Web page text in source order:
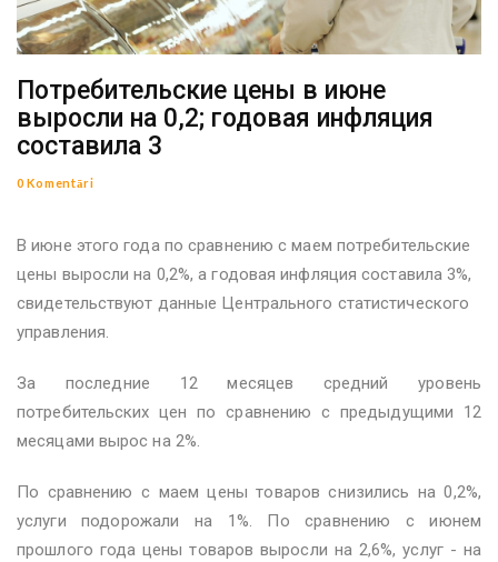
Потребительские цены в июне
выросли на 0,2; годовая инфляция
составила 3
0 Komentāri
В июне этого года по сравнению с маем потребительские
цены выросли на 0,2%, а годовая инфляция составила 3%,
свидетельствуют данные Центрального статистического
управления.
За последние 12 месяцев средний уровень
потребительских цен по сравнению с предыдущими 12
месяцами вырос на 2%.
По сравнению с маем цены товаров снизились на 0,2%,
услуги подорожали на 1%. По сравнению с июнем
прошлого года цены товаров выросли на 2,6%, услуг - на